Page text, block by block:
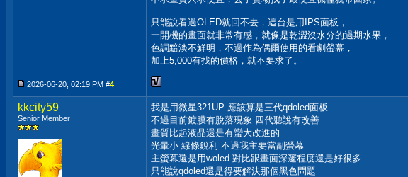
只能說看過OLED就回不去，這台是用IPS面板，
一開機的畫面就非常有感，就像是乾澀沒水分的過期水果，
色調黯淡不鮮明，不過作為偶爾使用的看劇螢幕，
加上5,000有找的價格，就不要求了。
2026-06-20, 02:19 PM #4
kkcity59
Senior Member
我是用微星321UP 應該算是三代qdoled面板
不過目前鍍膜有脫落現象 四代聽說有改善
畫質比起液晶還是有蠻大改進的
光暈小 線條銳利 不過我主要當副螢幕
主螢幕還是用woled 對比跟畫面深邃程度還是好很多
只能說qdoled還是得要解決那個黑色問題